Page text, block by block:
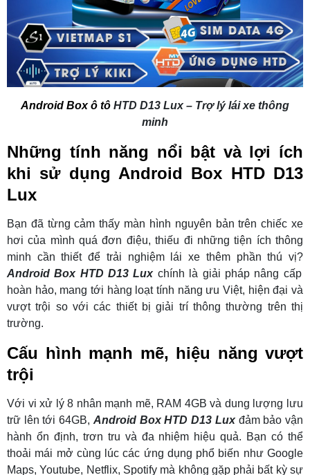
Android Box ô tô HTD D13 Lux – Trợ lý lái xe thông
minh
Những tính năng nổi bật và lợi ích
khi sử dụng Android Box HTD D13
Lux
Bạn đã từng cảm thấy màn hình nguyên bản trên chiếc xe
hơi của mình quá đơn điệu, thiếu đi những tiện ích thông
minh cần thiết để trải nghiệm lái xe thêm phần thú vị?
Android Box HTD D13 Luxchính là giải pháp nâng cấp
hoàn hảo, mang tới hàng loạt tính năng ưu Việt, hiện đại và
vượt trội so với các thiết bị giải trí thông thường trên thị
trường.
Cấu hình mạnh mẽ, hiệu năng vượt
trội
Với vi xử lý 8 nhân mạnh mẽ, RAM 4GB và dung lượng lưu
trữ lên tới 64GB, Android Box HTD D13 Luxđảm bảo vận
hành ổn định, trơn tru và đa nhiệm hiệu quả. Bạn có thể
thoải mái mở cùng lúc các ứng dụng phổ biến như Google
Maps, Youtube, Netflix, Spotify mà không gặp phải bất kỳ sự